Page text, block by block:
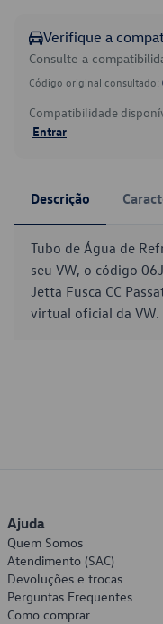
Verifique a
Consulte a
Código original consultado:
Compatibilidade
Entrar
Descrição
Tubo de Água de
seu VW, o código
Jetta Fusca CC
virtual oficial da VW.
Ajuda
Quem Somos
Atendimento (SAC)
Devoluções e trocas
Perguntas Frequentes
Como comprar